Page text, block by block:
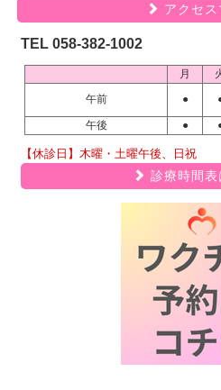
アクセ
TEL 058-382-1002
月
午前
●
午後
●
【休診日】木曜・土曜午後、日祝
診療時間表